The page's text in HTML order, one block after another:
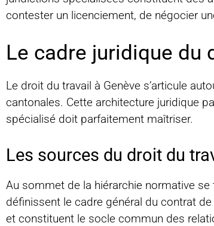
contester un licenciement, de négocier
Le cadre juridique du
Le droit du travail à Genève s’articule
cantonales. Cette architecture juridique
spécialisé doit parfaitement maîtriser.
Les sources du droit du
Au sommet de la hiérarchie normative se
définissent le cadre général du contrat
et constituent le socle commun des